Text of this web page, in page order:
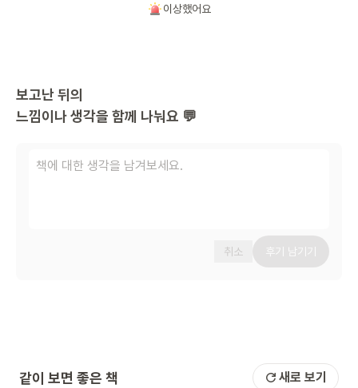
이상했어요
보고난 뒤의
느낌이나 생각을 함께 나눠요 💬
취소 후기 남기기
같이 보면 좋은 책 새로 보기